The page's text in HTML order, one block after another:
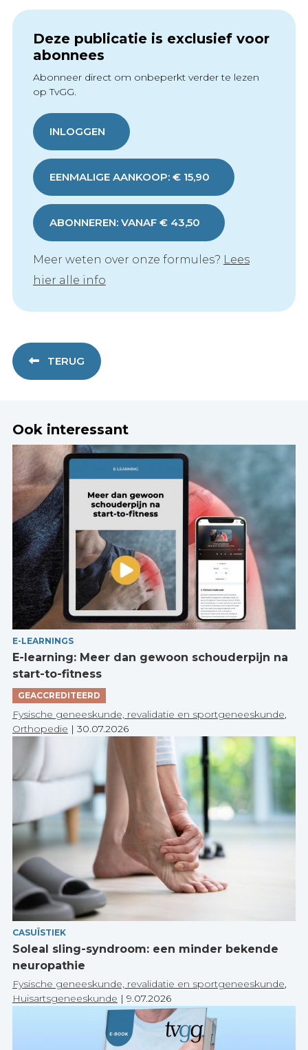
Deze publicatie is exclusief voor
abonnees
Abonneer direct om onbeperkt verder te lezen
op TvGG.
INLOGGEN
EENMALIGE AANKOOP: € 15,90
ABONNEREN: VANAF € 43,50
Meer weten over onze formules? Lees
hier alle info
TERUG
Ook interessant
E-LEARNINGS
E-learning: Meer dan gewoon schouderpijn na
start-to-fitness
GEACCREDITEERD
Fysische geneeskunde, revalidatie en sportgeneeskunde,
Orthopedie | 30.07.2026
CASUÏSTIEK
Soleal sling-syndroom: een minder bekende
neuropathie
Fysische geneeskunde, revalidatie en sportgeneeskunde,
Huisartsgeneeskunde | 9.07.2026